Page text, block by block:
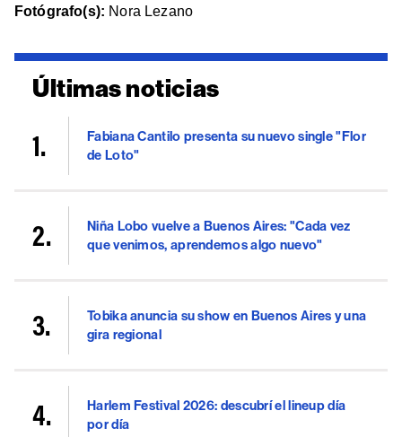
Fotógrafo(s): Nora Lezano
Últimas noticias
Fabiana Cantilo presenta su nuevo single "Flor
de Loto"
Niña Lobo vuelve a Buenos Aires: "Cada vez
que venimos, aprendemos algo nuevo"
Tobika anuncia su show en Buenos Aires y una
gira regional
Harlem Festival 2026: descubrí el lineup día
por día